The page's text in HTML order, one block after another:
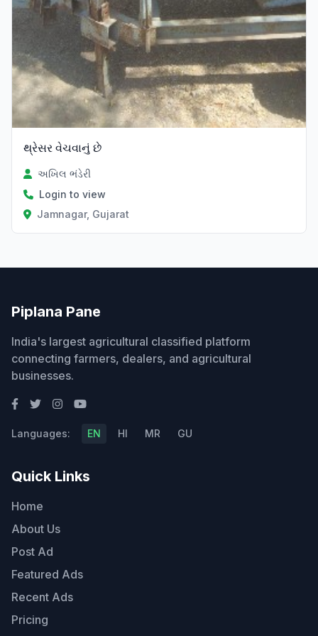
થ્રેસર વેચવાનું છે
અખિલ ભંડેરી
Login to view
Jamnagar, Gujarat
Piplana Pane
India's largest agricultural classified platform
connecting farmers, dealers, and agricultural
businesses.
Languages: EN HI MR GU
Quick Links
Home
About Us
Post Ad
Featured Ads
Recent Ads
Pricing